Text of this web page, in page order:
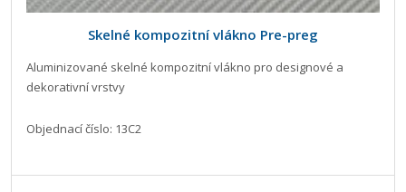
Skelné kompozitní vlákno Pre-preg
Aluminizované skelné kompozitní vlákno pro designové a
dekorativní vrstvy
Objednací číslo: 13C2